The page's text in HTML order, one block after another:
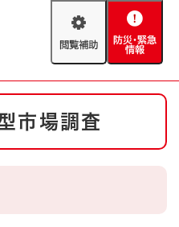
閲
助
防
緊
救急・消防
AED設置箇所
市場調査